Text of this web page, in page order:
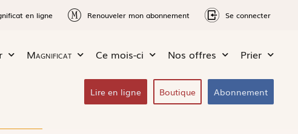
en ligne Renouveler mon abonnement Se connecter
Magnificat Ce mois-ci Nos offres Prier
Lire en ligne Boutique Abonnement